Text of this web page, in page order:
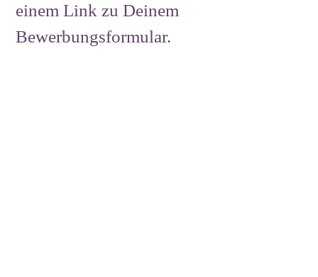
einem Link zu Deinem
Bewerbungsformular.